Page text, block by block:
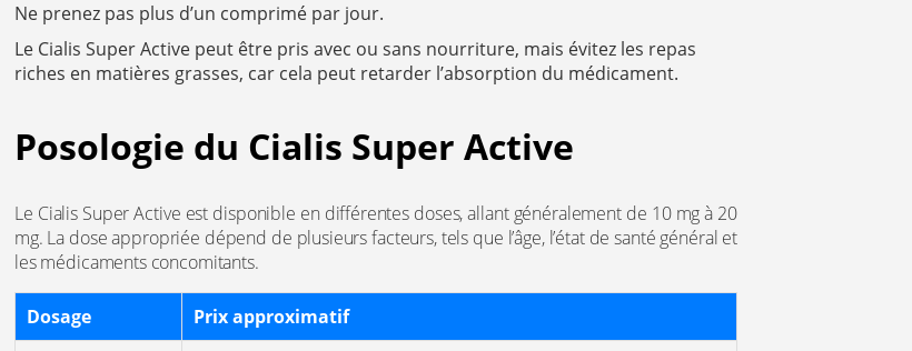
Ne prenez pas plus d’un comprimé par jour.
Le Cialis Super Active peut être pris avec ou sans nourriture, mais évitez les repas
riches en matières grasses, car cela peut retarder l’absorption du médicament.
Posologie du Cialis Super Active
Le Cialis Super Active est disponible en différentes doses, allant généralement de 10 mg à 20
mg. La dose appropriée dépend de plusieurs facteurs, tels que l’âge, l’état de santé général et
les médicaments concomitants.
Dosage
Prix approximatif